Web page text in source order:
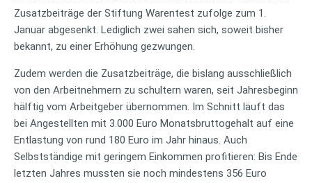
Zusatzbeiträge der Stiftung Warentest zufolge zum 1.
Januar abgesenkt. Lediglich zwei sahen sich, soweit bisher
bekannt, zu einer Erhöhung gezwungen.
Zudem werden die Zusatzbeiträge, die bislang ausschließlich
von den Arbeitnehmern zu schultern waren, seit Jahresbeginn
hälftig vom Arbeitgeber übernommen. Im Schnitt läuft das
bei Angestellten mit 3.000 Euro Monatsbruttogehalt auf eine
Entlastung von rund 180 Euro im Jahr hinaus. Auch
Selbstständige mit geringem Einkommen profitieren: Bis Ende
letzten Jahres mussten sie noch mindestens 356 Euro